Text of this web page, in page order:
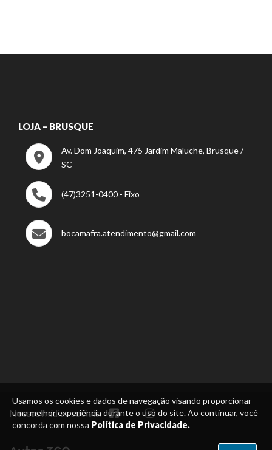
Usamos os cookies e dados de navegação visando proporcionar
uma melhor experiência durante o uso do site. Ao continuar, você
concorda com nossa Política de Privacidade.
LOJA – BRUSQUE
Av. Dom Joaquim, 475 Jardim Maluche, Brusque /
SC
(47)3251-0400 - Fixo
bocamafra.atendimento@gmail.com
Nossas mídias sociais: